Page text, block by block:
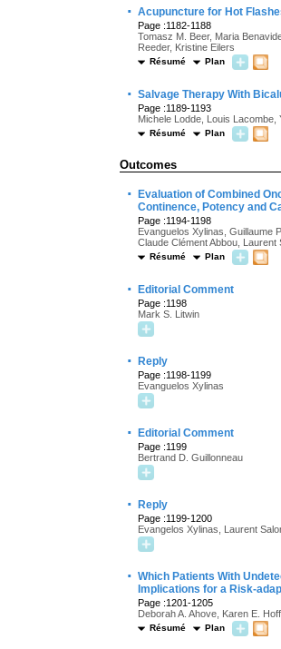
· Acupuncture for Hot
Page :1182-1188
Tomasz M. Beer, Maria
Reeder, Kristine Eilers
Résumé Plan
· Salvage Therapy With
Page :1189-1193
Michele Lodde, Louis Lacombe,
Résumé Plan
Outcomes
·
Evaluation of Combined
Continence, Potency and
Page :1194-1198
Evanguelos Xylinas, Guillaume
Claude Clément Abbou, Laurent
Résumé Plan
· Editorial Comment
Page :1198
Mark S. Litwin
· Reply
Page :1198-1199
Evanguelos Xylinas
· Editorial Comment
Page :1199
Bertrand D. Guillonneau
· Reply
Page :1199-1200
Evangelos Xylinas, Laurent
· Which Patients With
Implications for a Risk-
Page :1201-1205
Deborah A. Ahove, Karen E.
Résumé Plan